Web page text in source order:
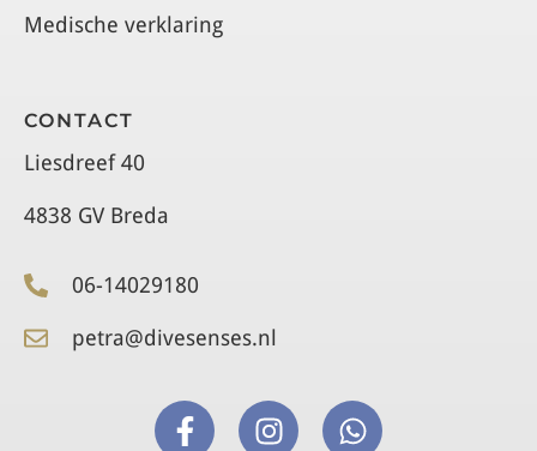
Medische verklaring
CONTACT
Liesdreef 40
4838 GV Breda
06-14029180
petra@divesenses.nl